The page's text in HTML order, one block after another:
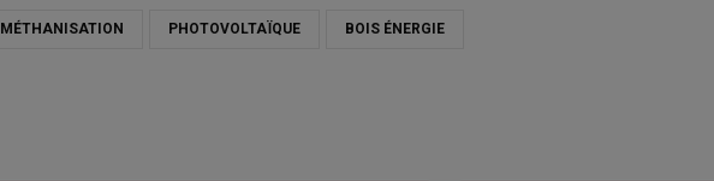
MÉTHANISATION PHOTOVOLTAÏQUE BOIS ÉNERGIE